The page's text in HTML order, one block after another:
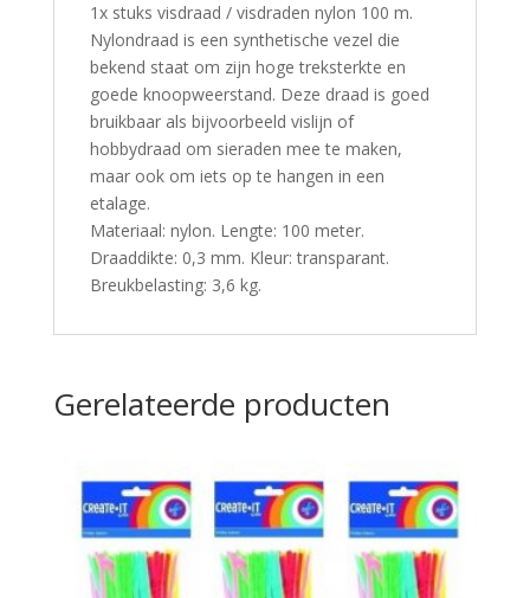
1x stuks visdraad / visdraden nylon 100 m.
Nylondraad is een synthetische vezel die
bekend staat om zijn hoge treksterkte en
goede knoopweerstand. Deze draad is goed
bruikbaar als bijvoorbeeld vislijn of
hobbydraad om sieraden mee te maken,
maar ook om iets op te hangen in een
etalage.
Materiaal: nylon. Lengte: 100 meter.
Draaddikte: 0,3 mm. Kleur: transparant.
Breukbelasting: 3,6 kg.
Gerelateerde producten